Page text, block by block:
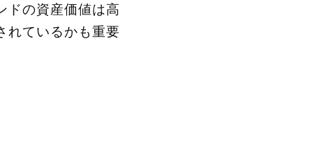
ドの資産価値は高
れているかも重要